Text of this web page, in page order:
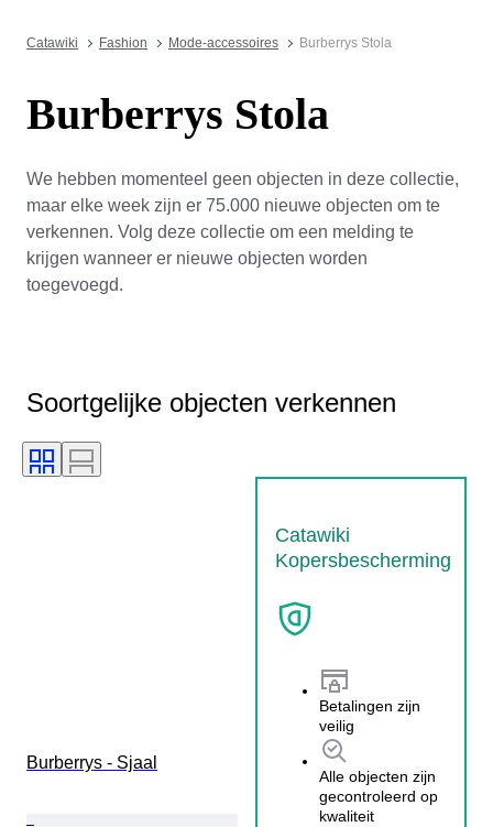
Catawiki Fashion Mode-accessoires Burberrys Stola
Burberrys Stola
We hebben momenteel geen objecten in deze collectie,
maar elke week zijn er 75.000 nieuwe objecten om te
verkennen. Volg deze collectie om een melding te
krijgen wanneer er nieuwe objecten worden
toegevoegd.
Soortgelijke objecten verkennen
Catawiki
Kopersbescherming
Betalingen zijn
veilig
Alle objecten zijn
gecontroleerd op
kwaliteit
Burberrys - Sjaal